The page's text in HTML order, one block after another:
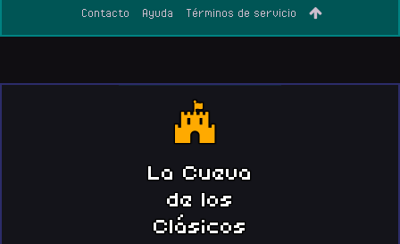
Contacto Ayuda Términos de servicio
La Cueva
de los
Clásicos